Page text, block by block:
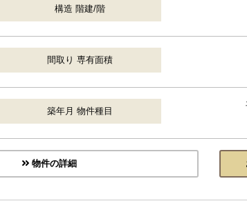
構造 階建/階
間取り 専有面積
築年月 物件種目
物件の詳細